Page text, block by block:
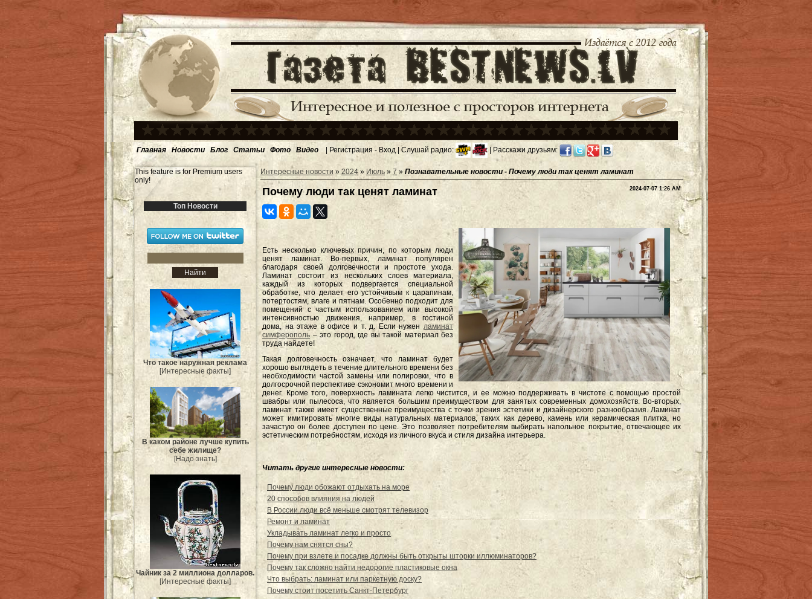
Главная Новости Блог Статьи Фото Видео | Регистрация - Вход | Слушай радио: | Расскажи друзьям:
This feature is for Premium users
only!
Топ Новости
Что такое наружная реклама
[Интересные факты]
В каком районе лучше купить
себе жилище?
[Надо знать]
Чайник за 2 миллиона долларов.
[Интересные факты]
Интересные новости » 2024 » Июль » 7 » Познавательные новости - Почему люди так ценят ламинат
2024-07-07 1:26 AM
Почему люди так ценят ламинат
Есть несколько ключевых причин, по которым люди
ценят ламинат. Во-первых, ламинат популярен
благодаря своей долговечности и простоте ухода.
Ламинат состоит из нескольких слоев материала,
каждый из которых подвергается специальной
обработке, что делает его устойчивым к царапинам,
потертостям, влаге и пятнам. Особенно подходит для
помещений с частым использованием или высокой
интенсивностью движения, например, в гостиной
дома, на этаже в офисе и т. д. Если нужен ламинат
симферополь – это город, где вы такой материал без
труда найдете!
Такая долговечность означает, что ламинат будет
хорошо выглядеть в течение длительного времени без
необходимости частой замены или полировки, что в
долгосрочной перспективе сэкономит много времени и
денег. Кроме того, поверхность ламината легко чистится, и ее можно поддерживать в чистоте с помощью простой
швабры или пылесоса, что является большим преимуществом для занятых современных домохозяйств. Во-вторых,
ламинат также имеет существенные преимущества с точки зрения эстетики и дизайнерского разнообразия. Ламинат
может имитировать многие виды натуральных материалов, таких как дерево, камень или керамическая плитка, но
зачастую он более доступен по цене. Это позволяет потребителям выбирать напольное покрытие, отвечающее их
эстетическим потребностям, исходя из личного вкуса и стиля дизайна интерьера.
Читать другие интересные новости:
Почему люди обожают отдыхать на море
20 способов влияния на людей
В России люди всё меньше смотрят телевизор
Ремонт и ламинат
Укладывать ламинат легко и просто
Почему нам снятся сны?
Почему при взлете и посадке должны быть открыты шторки иллюминаторов?
Почему так сложно найти недорогие пластиковые окна
Что выбрать: ламинат или паркетную доску?
Почему стоит посетить Санкт-Петербург